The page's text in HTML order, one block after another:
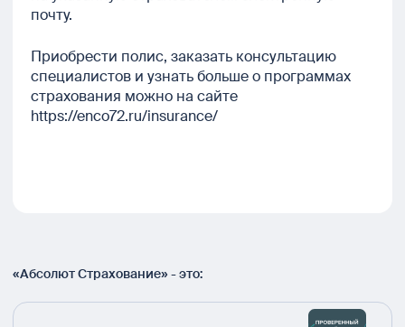
почту.
Приобрести полис, заказать консультацию
специалистов и узнать больше о программах
страхования можно на сайте
https://enco72.ru/insurance/
«Абсолют Страхование» - это: